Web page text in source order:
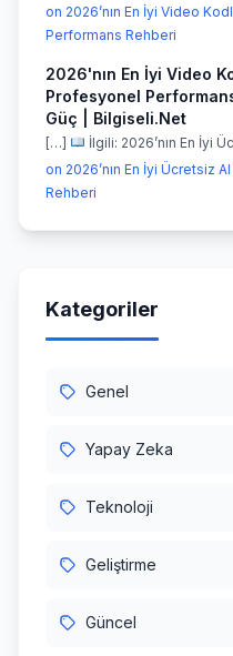
on 2026’nın En İyi Video
Performans Rehberi
2026'nın En İyi Video
Profesyonel
Güç | Bilgiseli.Net
[…]
İlgili: 2026’nın En İyi
on 2026’nın En İyi Ücretsiz
Rehberi
Kategoriler
Genel
Yapay Zeka
Teknoloji
Geliştirme
Güncel